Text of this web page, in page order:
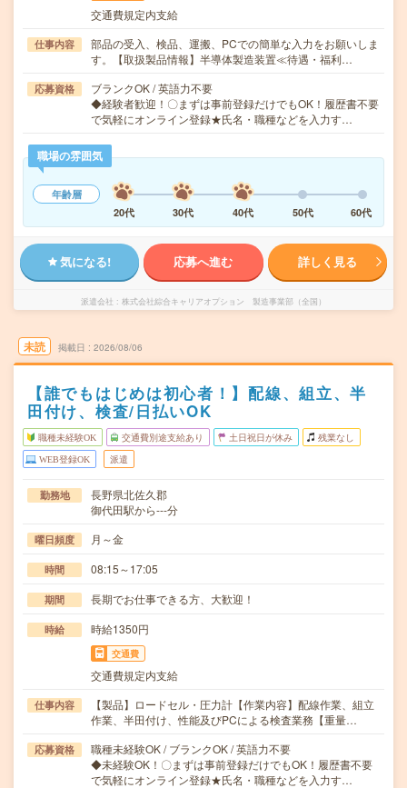
交通費規定内支給
仕事内容
部品の受入、検品、運搬、PCでの簡単な入力をお願いしま
す。【取扱製品情報】半導体製造装置≪待遇・福利…
応募資格
ブランクOK / 英語力不要
◆経験者歓迎！〇まずは事前登録だけでもOK！履歴書不要
で気軽にオンライン登録★氏名・職種などを入力す…
職場の雰囲気
年齢層
20代
30代 40代 50代 60代
気になる! 応募へ進む 詳しく見る
派遣会社 株式会社綜合キャリアオプション 製造事業部（全国）
未読 掲載日 2026/08/06
【誰でもはじめは初心者！】配線、組立、半
田付け、検査/日払いOK
職種未経験OK 交通費別途支給あり 土日祝日が休み 残業なし
WEB登録OK 派遣
勤務地
長野県北佐久郡
御代田駅から---分
曜日頻度 月～金
時間 08:15～17:05
期間 長期でお仕事できる方、大歓迎！
時給 時給1350円
交通費
交通費規定内支給
仕事内容
【製品】ロードセル・圧力計【作業内容】配線作業、組立
作業、半田付け、性能及びPCによる検査業務【重量…
応募資格
職種未経験OK / ブランクOK / 英語力不要
◆未経験OK！〇まずは事前登録だけでもOK！履歴書不要
で気軽にオンライン登録★氏名・職種などを入力す…